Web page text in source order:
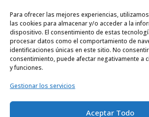
Para ofrecer las mejores experiencias,
las cookies para almacenar y/o acceder a la
dispositivo. El consentimiento de estas
procesar datos como el comportamiento de
identificaciones únicas en este sitio. No
consentimiento, puede afectar negativamente a
y funciones.
Gestionar los servicios
Aceptar Todo
INFORMACIÓN CORPORATIVA
Historia
Información social
Memorias Anuales
Otra información económica
Normativa de Interés